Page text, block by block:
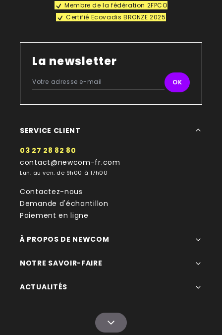
Membre de la fédération 2FPCO
Certifié Ecovadis BRONZE 2025
La newsletter
SERVICE CLIENT
03 27 28 82 80
contact@newcom-fr.com
Lun. au ven. de 9h00 à 17h00
Contactez-nous
Demande d'échantillon
Paiement en ligne
À PROPOS DE NEWCOM
NOTRE SAVOIR-FAIRE
ACTUALITÉS